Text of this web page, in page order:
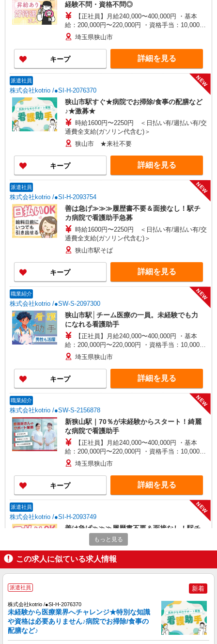
経験不問・資格不問◎
【正社員】月給240,000〜400,000円 ・基本
給：200,000円〜220,000円 ・資格手当：10,000〜
30,000円 ・役職手当：10,000〜70,000円 ・処遇改
善手当：20,000〜60,000円（勤続年数、保有資格
により変動） ・固定残業手当：20,000円（10時
間） ※固定残業時間を超過する場合には超過勤務
手当として別途支給 ・夜勤手当：10,000円/1回
歓迎 ・認知症介護基礎研修 ・初任者研修 ・実務
者研修 ・介護福祉士 など
埼玉県狭山市
キープ 詳細を見る
派遣社員
株式会社kotrio /●SI-H-2076370
NEW
狭山市駅すぐ★病院でお掃除/食事の配膳など
♪★激募★
時給1600円〜2250円 ＜日払い有/週払い有/交
通費全支給(ガソリン代含む)＞
狭山市 ★来社不要
キープ 詳細を見る
派遣社員
株式会社kotrio /●SI-H-2093754
NEW
善は急げ≫≫≫履歴書不要＆面接なし！駅チ
カ病院で看護助手急募
時給1600円〜2250円 ＜日払い有/週払い有/交
通費全支給(ガソリン代含む)＞
狭山市駅そば
キープ 詳細を見る
職業紹介
株式会社kotrio /●SW-S-2097300
NEW
狭山市駅│チーム医療の一員。未経験でも力
になれる看護助手
【正社員】月給240,000〜400,000円 ・基本
給：200,000円〜220,000円 ・資格手当：10,000〜
30,000円 ・役職手当：10,000〜70,000円 ・処遇改
善手当：20,000〜60,000円（勤続年数、保有資格
により変動） ・固定残業手当：20,000円（10時
間） ※固定残業時間を超過する場合には超過勤務
手当として別途支給 ・夜勤手当：10,000円/1回
歓迎 ・認知症介護基礎研修 ・初任者研修 ・実務
者研修 ・介護福祉士 など
埼玉県狭山市
キープ 詳細を見る
職業紹介
株式会社kotrio /●SW-S-2156878
NEW
新狭山駅｜70％が未経験からスタート！綺麗
な病院で看護助手
【正社員】月給240,000〜400,000円 ・基本
給：200,000円〜220,000円 ・資格手当：10,000〜
30,000円 ・役職手当：10,000〜70,000円 ・処遇改
善手当：20,000〜60,000円（勤続年数、保有資格
により変動） ・固定残業手当：20,000円（10時
間） ※固定残業時間を超過する場合には超過勤務
手当として別途支給 ・夜勤手当：10,000円/1回
歓迎 ・認知症介護基礎研修 ・初任者研修 ・実務
者研修 ・介護福祉士 など
埼玉県狭山市
キープ 詳細を見る
派遣社員
株式会社kotrio /●SI-H-2093749
NEW
善は急げ≫≫≫履歴書不要＆面接なし！駅チ
カ病院で看護助手急募
時給1600円〜2250円 ＜日払い有/週払い有/交
通費全支給(ガソリン代含む)＞
新狭山駅そば
派遣社員
株式会社kotrio /●SI-H-2076230
NEW
新狭山駅＊看護助手(資格経験不問)募集♪食事
もっと見る
この求人に似ている求人情報
派遣社員 新着
株式会社kotrio /●SI-H-2076370
未経験から医療業界へチャレンジ★特別な知識
や資格は必要ありません♪病院でお掃除/食事の
配膳など♪